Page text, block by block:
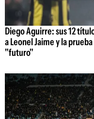
Diego Aguirre: sus 12
a Leonel Jaime y la
"futuro"